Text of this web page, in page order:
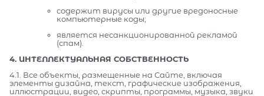
содержит вирусы или другие вредоносные
компьютерные коды;
является несанкционированной рекламой
(спам).
4. ИНТЕЛЛЕКТУАЛЬНАЯ СОБСТВЕННОСТЬ
4.1. Все объекты, размещенные на Сайте, включая
элементы дизайна, текст, графические изображения,
иллюстрации, видео, скрипты, программы, музыка, звуки